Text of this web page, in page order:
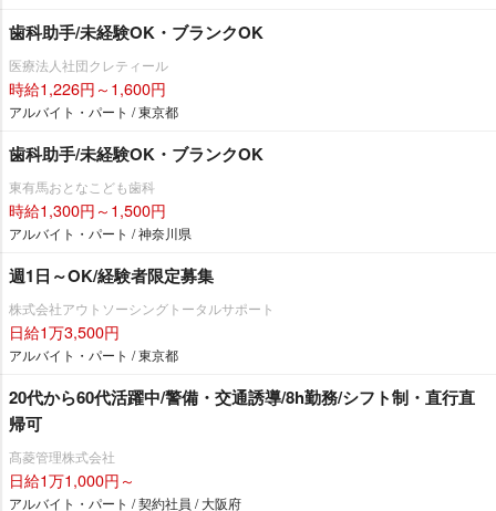
歯科助手/未経験OK・ブランクOK
医療法人社団クレティール
時給1,226円～1,600円
アルバイト・パート / 東京都
歯科助手/未経験OK・ブランクOK
東有馬おとなこども歯科
時給1,300円～1,500円
アルバイト・パート / 神奈川県
週1日～OK/経験者限定募集
株式会社アウトソーシングトータルサポート
日給1万3,500円
アルバイト・パート / 東京都
20代から60代活躍中/警備・交通誘導/8h勤務/シフト制・直行直
帰可
髙菱管理株式会社
日給1万1,000円～
アルバイト・パート / 契約社員 / 大阪府